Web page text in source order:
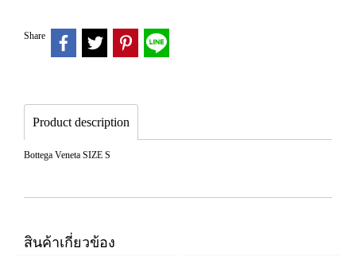
Share
Product description
Bottega Veneta SIZE S
สินค้าเกี่ยวข้อง